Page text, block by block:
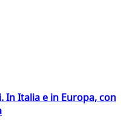
In Italia e in Europa, con